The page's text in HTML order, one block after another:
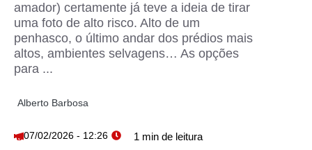
amador) certamente já teve a ideia de tirar
uma foto de alto risco. Alto de um
penhasco, o último andar dos prédios mais
altos, ambientes selvagens… As opções
para ...
Alberto Barbosa
07/02/2026 - 12:26